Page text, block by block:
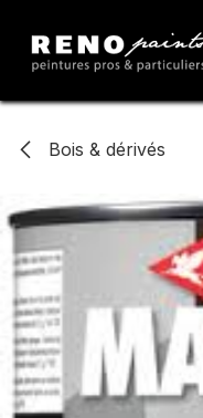
Bois & dérivés